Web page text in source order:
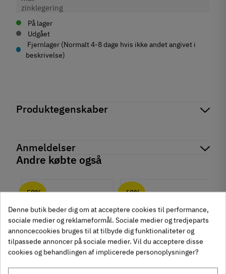
På lager
Udgået
Fjernlager (Normalt 4-8 dage hvis ikke andet angivet i
beskrivelse)
Produktegenskaber
Produktinformation
Zinklegering
Overflade
Hulafstand
16 mm
Farve
Metalfarvet
Montering
Anmeldelser
Andre købte også
-50% -60% -
Denne butik beder dig om at acceptere cookies til performance,
sociale medier og reklameformål. Sociale medier og tredjeparts
annoncecookies bruges til at tilbyde dig funktionaliteter og
tilpassede annoncer på sociale medier. Vil du acceptere disse
cookies og behandlingen af implicerede personoplysninger?